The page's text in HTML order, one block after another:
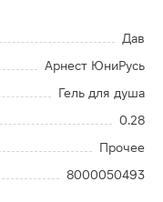
Дав
Арнест ЮниРусь
Гель для душа
0.28
Прочее
8000050493